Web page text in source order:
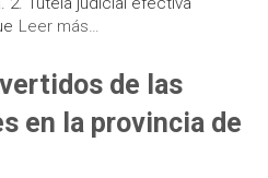
Leer más…
de las
en la provincia de